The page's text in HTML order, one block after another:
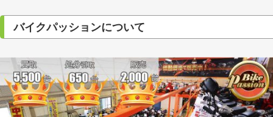
バイクパッションについて